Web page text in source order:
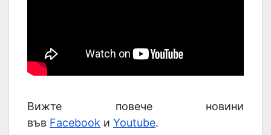
Вижте повече новини
във Facebook и Youtube.